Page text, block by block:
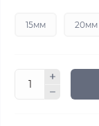
15мм 20мм